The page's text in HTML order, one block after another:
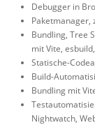
Debugger in
Paketmanager,
Bundling, Tree
mit Vite,
Statische-
Build-
Bundling mit
Nightwatch,